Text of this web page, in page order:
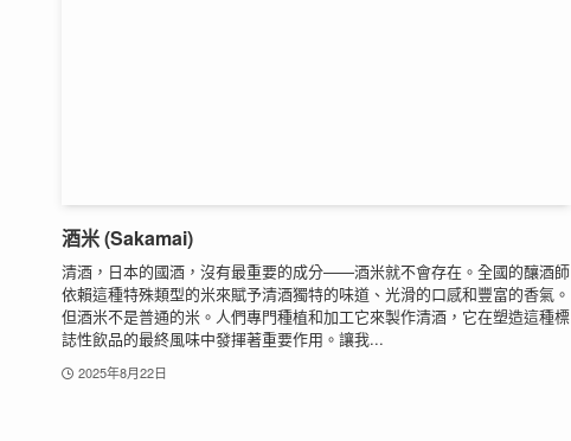
酒米 (Sakamai)
清酒，日本的國酒，沒有最重要的成分——酒米就不會存在。全國的釀酒師
依賴這種特殊類型的米來賦予清酒獨特的味道、光滑的口感和豐富的香氣。
但酒米不是普通的米。人們專門種植和加工它來製作清酒，它在塑造這種標
誌性飲品的最終風味中發揮著重要作用。讓我...
2025年8月22日